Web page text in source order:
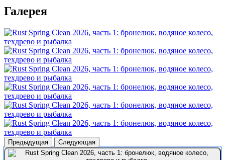
Галерея
Предыдущая Следующая